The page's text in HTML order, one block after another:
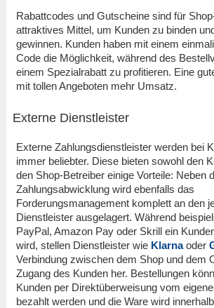
Rabattcodes und Gutscheine sind für
attraktives Mittel, um Kunden zu binden
gewinnen. Kunden haben mit einem
Code die Möglichkeit, während des
einem Spezialrabatt zu profitieren. Eine
mit tollen Angeboten mehr Umsatz.
Externe Dienstleister
Externe Zahlungsdienstleister werden bei
immer beliebter. Diese bieten sowohl den
den Shop-Betreiber einige Vorteile: Neben
Zahlungsabwicklung wird ebenfalls das
Forderungsmanagement komplett an den
Dienstleister ausgelagert. Während
PayPal, Amazon Pay oder Skrill ein
wird, stellen Dienstleister wie Klarnaoder
Verbindung zwischen dem Shop und dem
Zugang des Kunden her. Bestellungen
Kunden per Direktüberweisung vom
bezahlt werden und die Ware wird